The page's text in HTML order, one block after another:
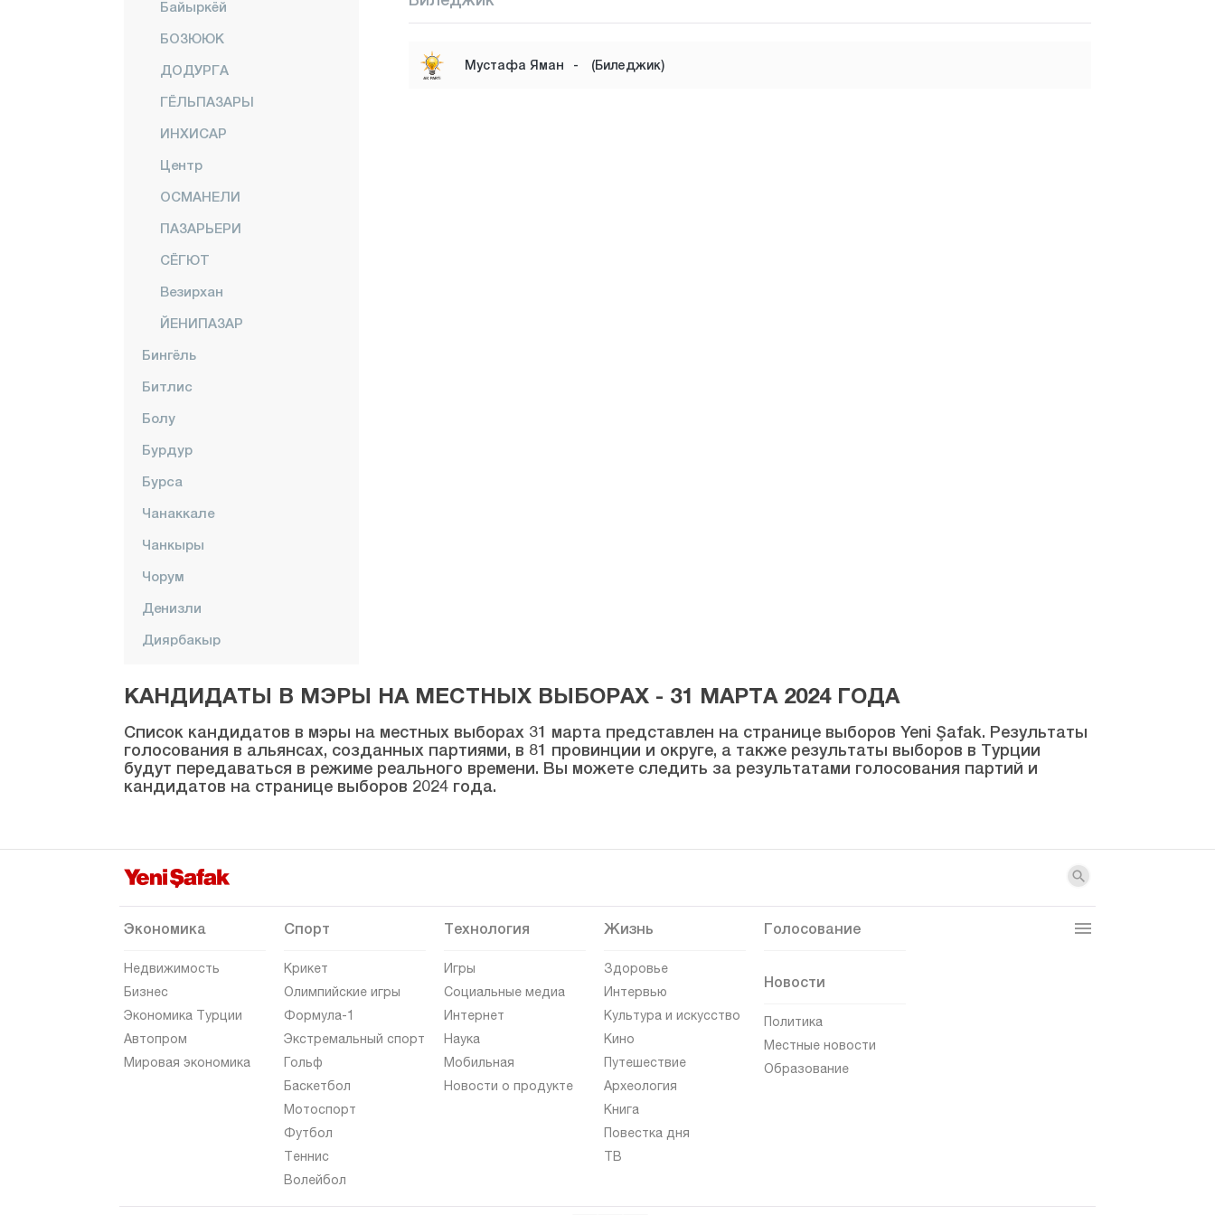
Байыркёй
БОЗЮЮК
ДОДУРГА
ГЁЛЬПАЗАРЫ
ИНХИСАР
Центр
ОСМАНЕЛИ
ПАЗАРЬЕРИ
СЁГЮТ
Везирхан
ЙЕНИПАЗАР
Бингёль
Битлис
Болу
Бурдур
Бурса
Чанаккале
Чанкыры
Чорум
Денизли
Диярбакыр
Эдирне
Элязыг
Эрзинджан
Эрзурум
Гиресун
Гюмюшхане
Хатай
Ыгдыр
Ыспарта
Кастамону
Мустафа Яман - (Биледжик)
КАНДИДАТЫ В МЭРЫ НА МЕСТНЫХ ВЫБОРАХ - 31 МАРТА 2024 ГОДА
Список кандидатов в мэры на местных выборах 31 марта представлен на странице выборов Yeni Şafak. Результаты
голосования в альянсах, созданных партиями, в 81 провинции и округе, а также результаты выборов в Турции
будут передаваться в режиме реального времени. Вы можете следить за результатами голосования партий и
кандидатов на странице выборов 2024 года.
Экономика
Недвижимость
Бизнес
Экономика Турции
Автопром
Мировая экономика
Спорт
Крикет
Олимпийские игры
Формула-1
Экстремальный спорт
Гольф
Баскетбол
Мотоспорт
Футбол
Теннис
Волейбол
Технология
Игры
Социальные медиа
Интернет
Наука
Мобильная
Новости о продукте
Жизнь
Здоровье
Интервью
Культура и искусство
Кино
Путешествие
Археология
Книга
Повестка дня
ТВ
Голосование
Новости
Политика
Местные новости
Образование